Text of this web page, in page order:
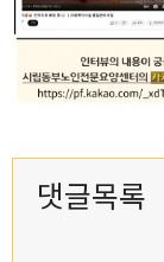
댓글목록